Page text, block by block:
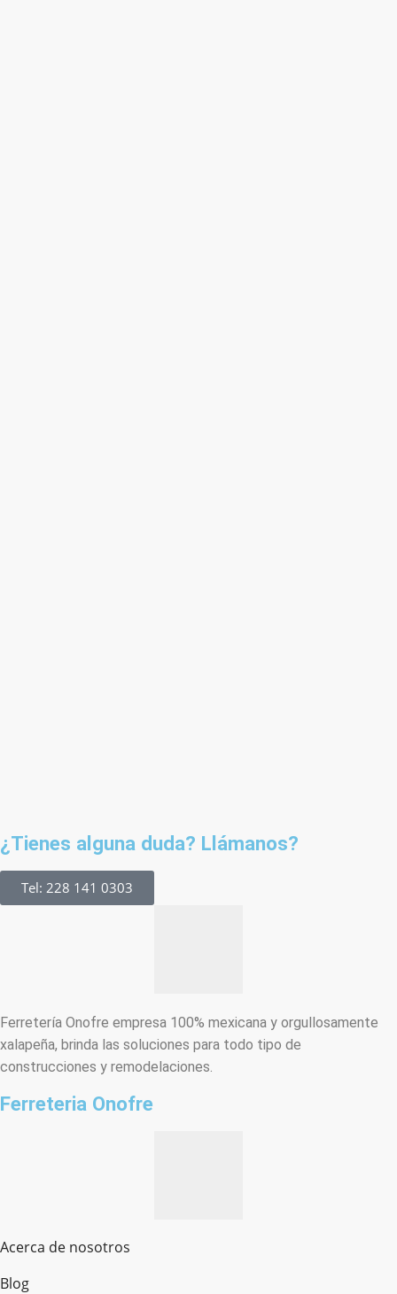
¿Tienes alguna duda? Llámanos?
Tel: 228 141 0303
Ferretería Onofre empresa 100% mexicana y orgullosamente
xalapeña, brinda las soluciones para todo tipo de
construcciones y remodelaciones.
Ferreteria Onofre
Acerca de nosotros
Blog